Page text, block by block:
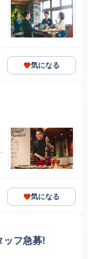
気になる
気になる
ッフ急募!